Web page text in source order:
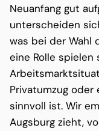
Neuanfang gut
unterscheiden
was bei der Wahl
eine Rolle spielen
Privatumzug
sinnvoll ist. Wir
Augsburg zieht,